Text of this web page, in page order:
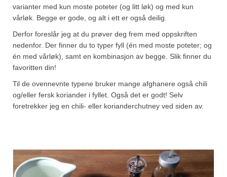
varianter med kun moste poteter (og litt løk) og med kun
vårløk. Begge er gode, og alt i ett er også deilig.
Derfor foreslår jeg at du prøver deg frem med oppskriften
nedenfor. Der finner du to typer fyll (én med moste poteter; og
én med vårløk), samt en kombinasjon av begge. Slik finner du
favoritten din!
Til de ovennevnte typene bruker mange afghanere også chili
og/eller fersk koriander i fyllet. Også det er godt! Selv
foretrekker jeg en chili- eller korianderchutney ved siden av.